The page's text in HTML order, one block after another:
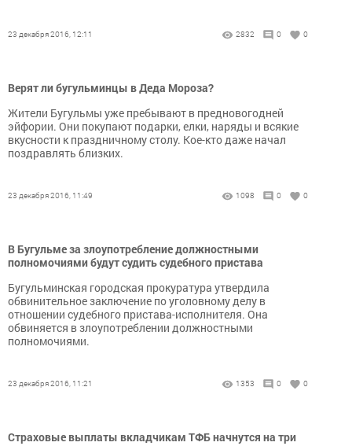
23 декабря 2016, 12:11 2832 0 0
Верят ли бугульминцы в Деда Мороза?
Жители Бугульмы уже пребывают в предновогодней
эйфории. Они покупают подарки, елки, наряды и всякие
вкусности к праздничному столу. Кое-кто даже начал
поздравлять близких.
23 декабря 2016, 11:49 1098 0 0
В Бугульме за злоупотребление должностными
полномочиями будут судить судебного пристава
Бугульминская городская прокуратура утвердила
обвинительное заключение по уголовному делу в
отношении судебного пристава-исполнителя. Она
обвиняется в злоупотреблении должностными
полномочиями.
23 декабря 2016, 11:21 1353 0 0
Страховые выплаты вкладчикам ТФБ начнутся на три